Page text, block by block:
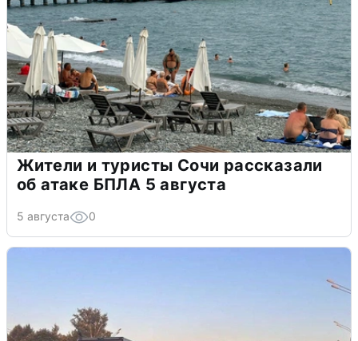
Жители и туристы Сочи рассказали
об атаке БПЛА 5 августа
5 августа 0